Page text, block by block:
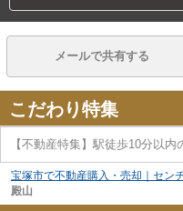
メールで共有する
こだわり特集
【不動産特集】駅徒歩10分以内
宝塚市で不動産購入・売却｜セン
殿山